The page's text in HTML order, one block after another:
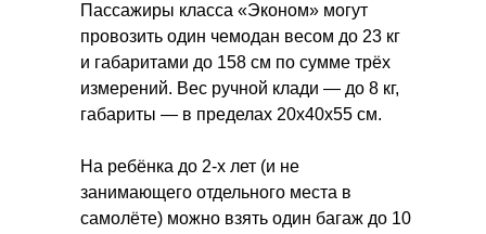
Пассажиры класса «Эконом» могут
провозить один чемодан весом до 23 кг
и габаритами до 158 см по сумме трёх
измерений. Вес ручной клади — до 8 кг,
габариты — в пределах 20х40х55 см.
На ребёнка до 2-х лет (и не
занимающего отдельного места в
самолёте) можно взять один багаж до 10